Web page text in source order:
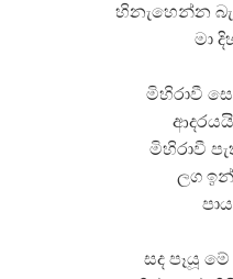
හිනැහෙන්න
මා
මිහිරාවී
ආදරයයි
මිහිරාවී
ලග
සද පෑයූ මේ